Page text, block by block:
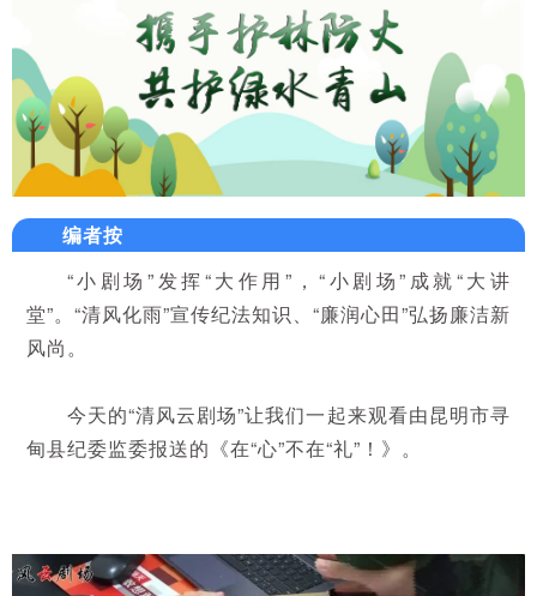
编者按
“小剧场”发挥“大作用”，“小剧场”成就“大讲
堂”。“清风化雨”宣传纪法知识、“廉润心田”弘扬廉洁新
风尚。
今天的“清风云剧场”让我们一起来观看由昆明市寻
甸县纪委监委报送的《在“心”不在“礼”！ 》。